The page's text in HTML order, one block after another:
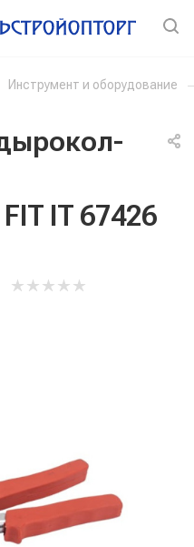
Инструмент и оборудование
IT 67426